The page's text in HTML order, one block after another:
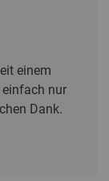
einem
nur
Dank.